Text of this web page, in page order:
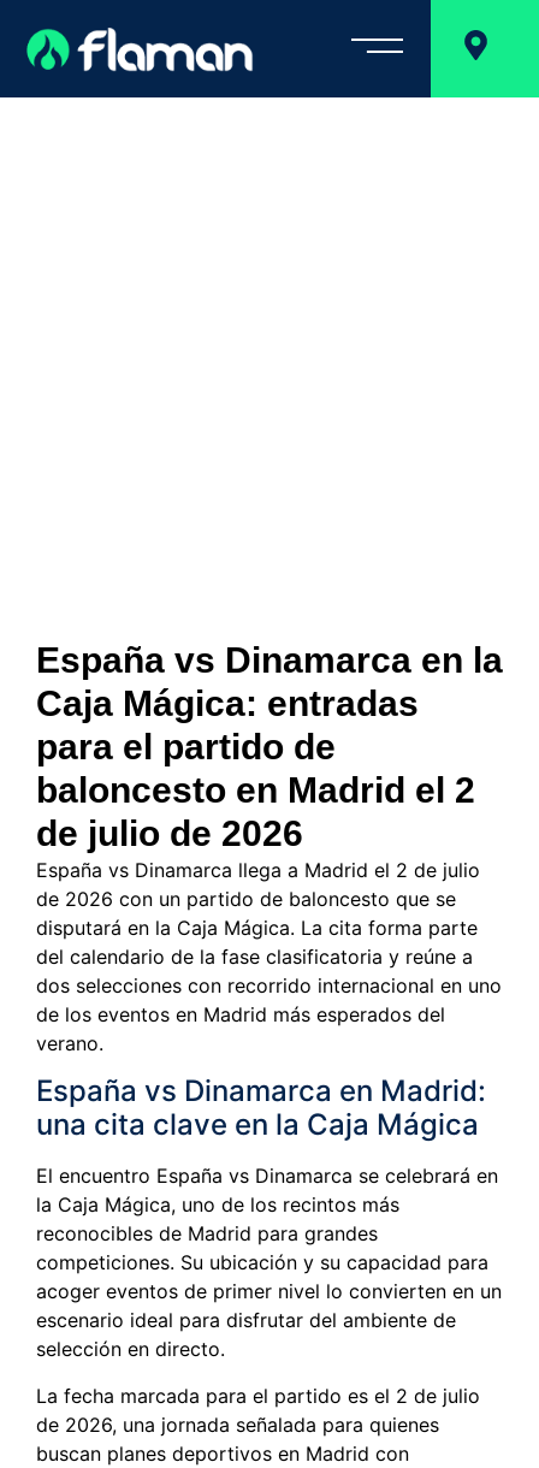
España vs Dinamarca en la
Caja Mágica: entradas
para el partido de
baloncesto en Madrid el 2
de julio de 2026
España vs Dinamarca llega a Madrid el 2 de julio
de 2026 con un partido de baloncesto que se
disputará en la Caja Mágica. La cita forma parte
del calendario de la fase clasificatoria y reúne a
dos selecciones con recorrido internacional en uno
de los eventos en Madrid más esperados del
verano.
España vs Dinamarca en Madrid:
una cita clave en la Caja Mágica
El encuentro España vs Dinamarca se celebrará en
la Caja Mágica, uno de los recintos más
reconocibles de Madrid para grandes
competiciones. Su ubicación y su capacidad para
acoger eventos de primer nivel lo convierten en un
escenario ideal para disfrutar del ambiente de
selección en directo.
La fecha marcada para el partido es el 2 de julio
de 2026, una jornada señalada para quienes
buscan planes deportivos en Madrid con